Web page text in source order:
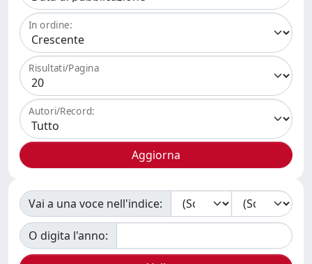
In ordine:
Risultati/Pagina
Autori/Record:
Vai a una voce nell'indice:
O digita l'anno: